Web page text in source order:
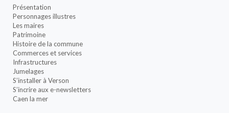
Présentation
Personnages illustres
Les maires
Patrimoine
Histoire de la commune
Commerces et services
Infrastructures
Jumelages
S’installer à Verson
S’incrire aux e-newsletters
Caen la mer